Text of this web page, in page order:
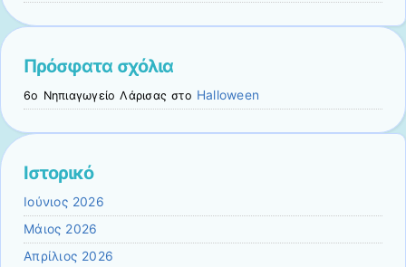
Πρόσφατα σχόλια
6ο Νηπιαγωγείο Λάρισας στο Halloween
Ιστορικό
Ιούνιος 2026
Μάιος 2026
Απρίλιος 2026